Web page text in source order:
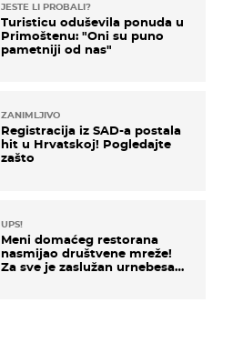
JESTE LI PROBALI?
Turisticu oduševila ponuda u
Primoštenu: "Oni su puno
pametniji od nas"
ZANIMLJIVO
Registracija iz SAD-a postala
hit u Hrvatskoj! Pogledajte
zašto
UPS!
Meni domaćeg restorana
nasmijao društvene mreže!
Za sve je zaslužan urnebesan